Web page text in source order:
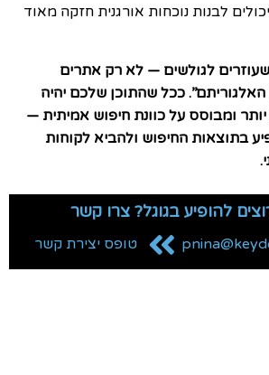
לבנות נוכחות אורגנית חזקה מאוד
לגולשים — לא רק אתרים
ככל שהתוכן שלכם יהיה
יותר ומבוסס על כוונת חיפוש אמיתית —
בתוצאות החיפוש ולהביא לקוחות
להופיע בגוגל? צרו קשר
טופס יצירת קשר